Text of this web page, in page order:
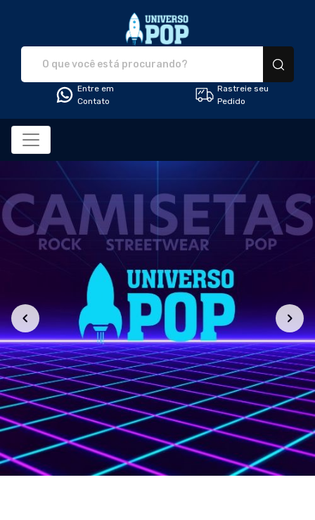
Entre em
Contato
Rastreie seu
Pedido